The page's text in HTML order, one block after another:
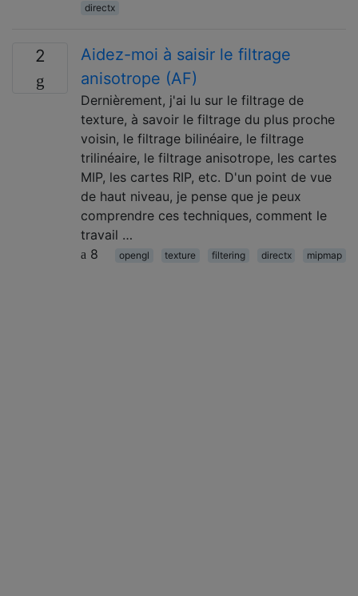
directx
2
Aidez-moi à saisir le filtrage
anisotrope (AF)
Dernièrement, j'ai lu sur le filtrage de
texture, à savoir le filtrage du plus proche
voisin, le filtrage bilinéaire, le filtrage
trilinéaire, le filtrage anisotrope, les cartes
MIP, les cartes RIP, etc. D'un point de vue
de haut niveau, je pense que je peux
comprendre ces techniques, comment le
travail …
8
opengl texture filtering directx mipmap